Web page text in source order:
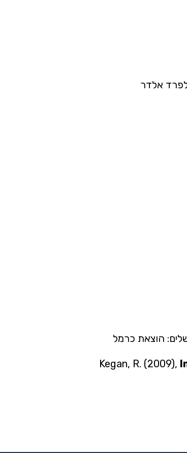
אלדר
הוצאת כרמל
Kegan, R. (2009),